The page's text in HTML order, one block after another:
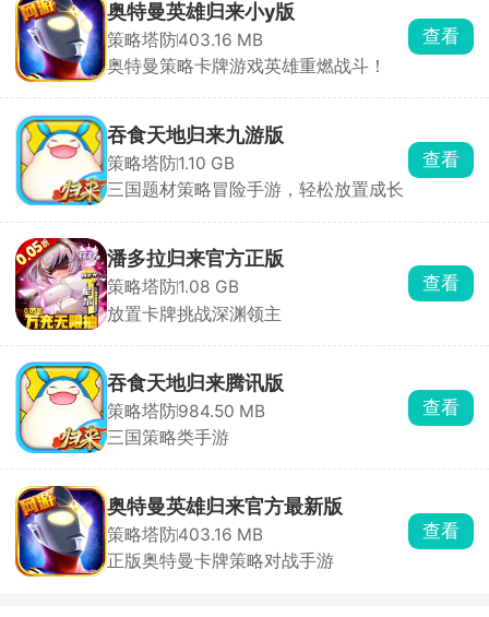
奥特曼英雄归来小y版
策略塔防403.16 MB
奥特曼策略卡牌游戏英雄重燃战斗！
查看
吞食天地归来九游版
策略塔防1.10 GB
三国题材策略冒险手游，轻松放置成长
查看
潘多拉归来官方正版
策略塔防1.08 GB
放置卡牌挑战深渊领主
查看
吞食天地归来腾讯版
策略塔防984.50 MB
三国策略类手游
查看
奥特曼英雄归来官方最新版
策略塔防403.16 MB
正版奥特曼卡牌策略对战手游
查看